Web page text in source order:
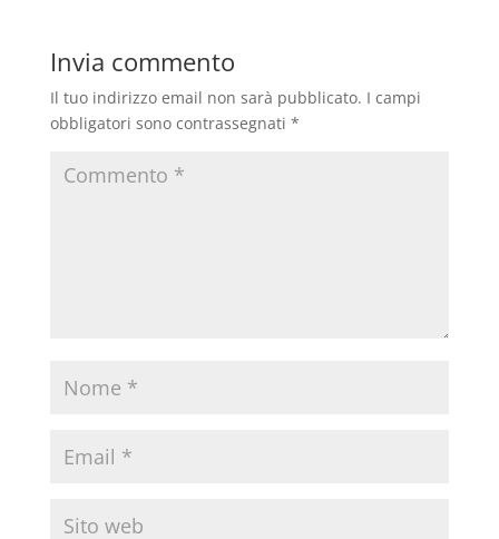
Invia commento
Il tuo indirizzo email non sarà pubblicato. I campi
obbligatori sono contrassegnati *